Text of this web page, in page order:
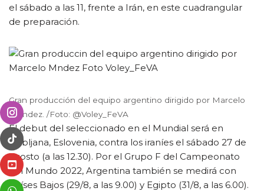
el sábado a las 11, frente a Irán, en este cuadrangular
de preparación.
Gran producción del equipo argentino dirigido por Marcelo
Méndez. /Foto: @Voley_FeVA
El debut del seleccionado en el Mundial será en
Ljubljana, Eslovenia, contra los iraníes el sábado 27 de
agosto (a las 12.30). Por el Grupo F del Campeonato
del Mundo 2022, Argentina también se medirá con
Países Bajos (29/8, a las 9.00) y Egipto (31/8, a las 6.00).